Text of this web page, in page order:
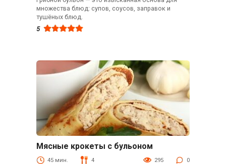
множества блюд: супов, соусов, заправок и
тушёных блюд.
5
Блины и оладьи
Мясные крокеты с бульоном
45 мин. 4 295 0